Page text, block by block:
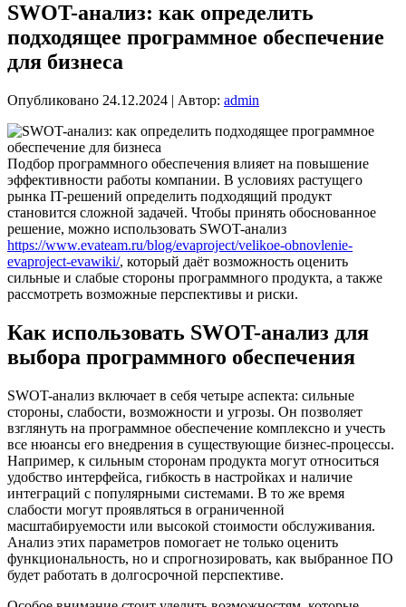
SWOT-анализ: как определить
подходящее программное обеспечение
для бизнеса
Опубликовано 24.12.2024 | Автор: admin
Подбор программного обеспечения влияет на повышение
эффективности работы компании. В условиях растущего
рынка IT-решений определить подходящий продукт
становится сложной задачей. Чтобы принять обоснованное
решение, можно использовать SWOT-анализ
https://www.evateam.ru/blog/evaproject/velikoe-obnovlenie-
evaproject-evawiki/, который даёт возможность оценить
сильные и слабые стороны программного продукта, а также
рассмотреть возможные перспективы и риски.
Как использовать SWOT-анализ для
выбора программного обеспечения
SWOT-анализ включает в себя четыре аспекта: сильные
стороны, слабости, возможности и угрозы. Он позволяет
взглянуть на программное обеспечение комплексно и учесть
все нюансы его внедрения в существующие бизнес-процессы.
Например, к сильным сторонам продукта могут относиться
удобство интерфейса, гибкость в настройках и наличие
интеграций с популярными системами. В то же время
слабости могут проявляться в ограниченной
масштабируемости или высокой стоимости обслуживания.
Анализ этих параметров помогает не только оценить
функциональность, но и спрогнозировать, как выбранное ПО
будет работать в долгосрочной перспективе.